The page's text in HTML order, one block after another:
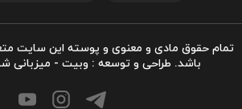
تمام حقوق مادی و معنوی و پوسته این سایت
باشد. طراحی و توسعه : وبیت - میزبانی